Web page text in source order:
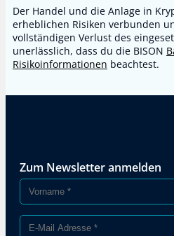
Der Handel und die Anlage in
erheblichen Risiken verbunden
vollständigen Verlust des
unerlässlich, dass du die BISON
Risikoinformationen beachtest.
Zum Newsletter anmelden